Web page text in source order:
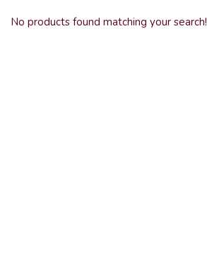
No products found matching your search!